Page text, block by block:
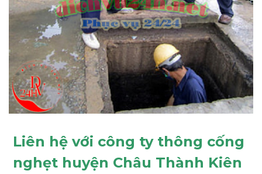
Liên hệ với công ty thông cống
nghẹt huyện Châu Thành Kiên